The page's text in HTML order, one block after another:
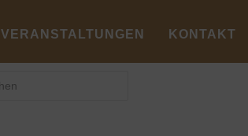
VERANSTALTUNGEN KONTAKT